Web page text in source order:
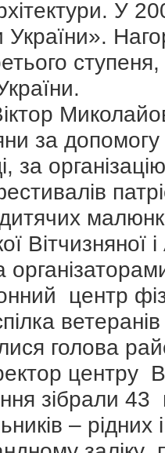
У
України».
за допомогу
за
Вітчизняної
центр
голова
центру
зібрали 43
–